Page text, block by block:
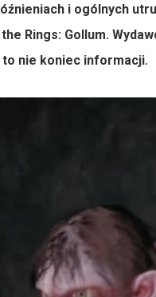
i ogólnych
Rings: Gollum.
to nie koniec informacji.